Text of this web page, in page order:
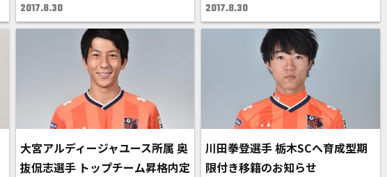
2017.8.30 2017.8.30
大宮アルディージャユース所属 奥
抜侃志選手 トップチーム昇格内定
川田拳登選手 栃木SCへ育成型期
限付き移籍のお知らせ